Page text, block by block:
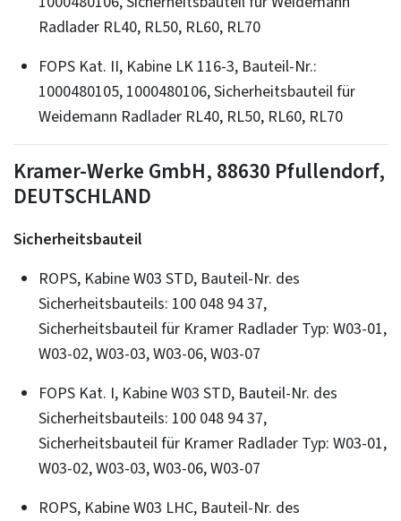
Radlader RL40, RL50, RL60, RL70
FOPS Kat. II, Kabine LK 116-3, Bauteil-Nr.:
1000480105, 1000480106, Sicherheitsbauteil für
Weidemann Radlader RL40, RL50, RL60, RL70
Kramer-Werke GmbH, 88630 Pfullendorf,
DEUTSCHLAND
Sicherheitsbauteil
ROPS, Kabine W03 STD, Bauteil-Nr. des
Sicherheitsbauteils: 100 048 94 37,
Sicherheitsbauteil für Kramer Radlader Typ: W03-01,
W03-02, W03-03, W03-06, W03-07
FOPS Kat. I, Kabine W03 STD, Bauteil-Nr. des
Sicherheitsbauteils: 100 048 94 37,
Sicherheitsbauteil für Kramer Radlader Typ: W03-01,
W03-02, W03-03, W03-06, W03-07
ROPS, Kabine W03 LHC, Bauteil-Nr. des